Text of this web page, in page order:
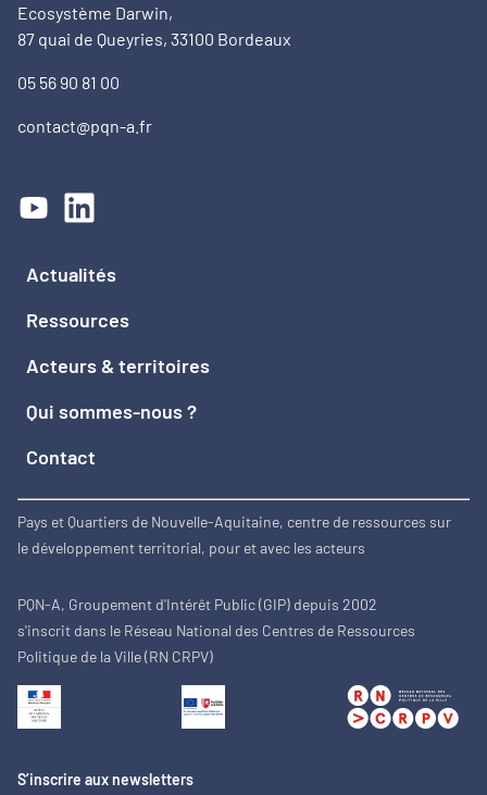
Ecosystème Darwin,
87 quai de Queyries, 33100 Bordeaux
05 56 90 81 00
contact@pqn-a.fr
Actualités
Ressources
Acteurs & territoires
Qui sommes-nous ?
Contact
Pays et Quartiers de Nouvelle-Aquitaine, centre de ressources sur
le développement territorial, pour et avec les acteurs
PQN-A, Groupement d'Intérêt Public (GIP) depuis 2002
s'inscrit dans le Réseau National des Centres de Ressources
Politique de la Ville (RN CRPV)
S’inscrire aux newsletters